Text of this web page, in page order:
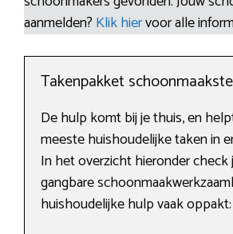
aanmelden? Klik hiervoor alle
Takenpakket
De hulp komt bij je thuis, en
meeste huishoudelijke taken in
In het overzicht hieronder check
gangbare
huishoudelijke hulp vaak oppakt: